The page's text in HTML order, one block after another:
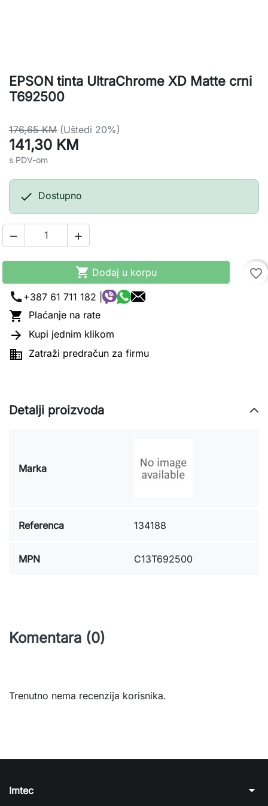
EPSON tinta UltraChrome XD Matte crni
T692500
176,65 KM (Uštedi 20%)
141,30 KM
s PDV-om
 Dostupno
 
 Dodaj u korpu
favorite_border
call +387 61 711 182 |
 Plaćanje na rate
 Kupi jednim klikom
 Zatraži predračun za firmu
Detalji proizvoda
Marka
Referenca 134188
MPN C13T692500
Komentara (0)
Trenutno nema recenzija korisnika.
Imtec arrow_drop_down